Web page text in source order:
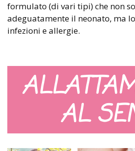
formulato (di vari tipi) che non
adeguatamente il neonato, ma
infezioni e allergie.
AL